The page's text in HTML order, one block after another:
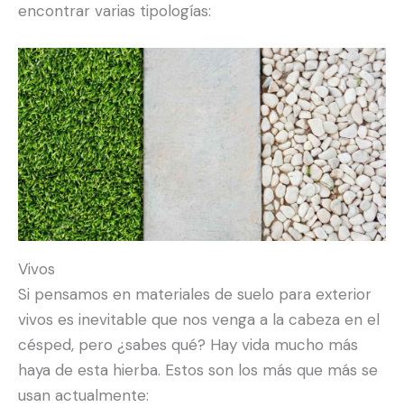
encontrar varias tipologías:
Vivos
Si pensamos en materiales de suelo para exterior
vivos es inevitable que nos venga a la cabeza en el
césped, pero ¿sabes qué? Hay vida mucho más
haya de esta hierba. Estos son los más que más se
usan actualmente: